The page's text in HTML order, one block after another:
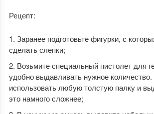
Рецепт:
Заранее подготовьте фигурки, с
сделать слепки;
Возьмите специальный пистолет для
удобно выдавливать нужное
использовать любую толстую палку и
это намного сложнее;